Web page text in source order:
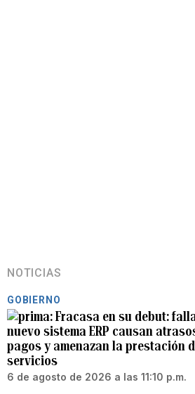
NOTICIAS
GOBIERNO
Fracasa en su debut:
nuevo sistema ERP causan
pagos y amenazan la prestación
servicios
6 de agosto de 2026 a las 11:10 p.m.